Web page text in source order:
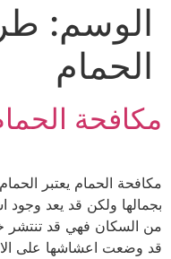
الوسم:
الحمام
مكافحة الحمام
مكافحة الحمام يعتبر
بجمالها ولكن قد يعد وجود
من السكان فهي قد تنتشر
قد وضعت اعشاشها على